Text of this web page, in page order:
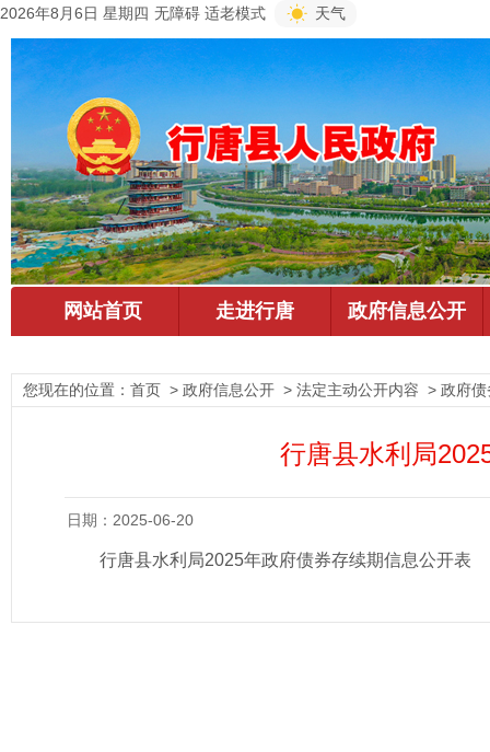
2026年8月6日 星期四 无障碍 适老模式 天气
您现在的位置： 首页 > 政府信息公开 > 法定主动公开内容 > 政府债
行唐县水利局
日期：2025-06-20
行唐县水利局2025年政府债券存续期信息公开表